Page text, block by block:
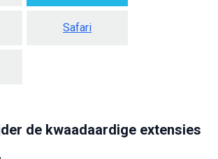
Safari
de kwaadaardige extensies